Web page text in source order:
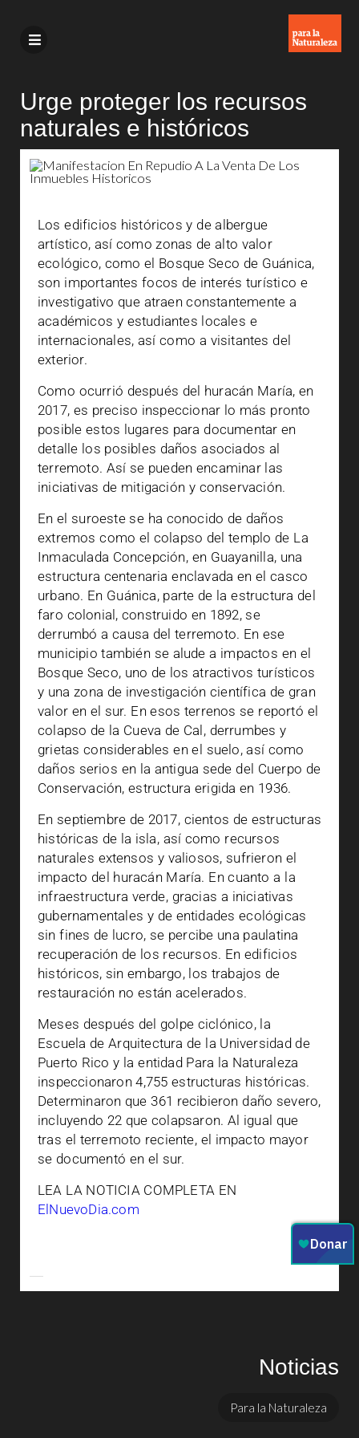
Urge proteger los recursos
naturales e históricos
Los edificios históricos y de albergue
artístico, así como zonas de alto valor
ecológico, como el Bosque Seco de Guánica,
son importantes focos de interés turístico e
investigativo que atraen constantemente a
académicos y estudiantes locales e
internacionales, así como a visitantes del
exterior.
Como ocurrió después del huracán María, en
2017, es preciso inspeccionar lo más pronto
posible estos lugares para documentar en
detalle los posibles daños asociados al
terremoto. Así se pueden encaminar las
iniciativas de mitigación y conservación.
En el suroeste se ha conocido de daños
extremos como el colapso del templo de La
Inmaculada Concepción, en Guayanilla, una
estructura centenaria enclavada en el casco
urbano. En Guánica, parte de la estructura del
faro colonial, construido en 1892, se
derrumbó a causa del terremoto. En ese
municipio también se alude a impactos en el
Bosque Seco, uno de los atractivos turísticos
y una zona de investigación científica de gran
valor en el sur. En esos terrenos se reportó el
colapso de la Cueva de Cal, derrumbes y
grietas considerables en el suelo, así como
daños serios en la antigua sede del Cuerpo de
Conservación, estructura erigida en 1936.
En septiembre de 2017, cientos de estructuras
históricas de la isla, así como recursos
naturales extensos y valiosos, sufrieron el
impacto del huracán María. En cuanto a la
infraestructura verde, gracias a iniciativas
gubernamentales y de entidades ecológicas
sin fines de lucro, se percibe una paulatina
recuperación de los recursos. En edificios
históricos, sin embargo, los trabajos de
restauración no están acelerados.
Meses después del golpe ciclónico, la
Escuela de Arquitectura de la Universidad de
Puerto Rico y la entidad Para la Naturaleza
inspeccionaron 4,755 estructuras históricas.
Determinaron que 361 recibieron daño severo,
incluyendo 22 que colapsaron. Al igual que
tras el terremoto reciente, el impacto mayor
se documentó en el sur.
LEA LA NOTICIA COMPLETA EN
ElNuevoDia.com
Noticias
Para la Naturaleza